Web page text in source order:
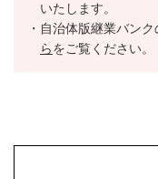
いたします。
自治体版継業バン
らをご覧ください。